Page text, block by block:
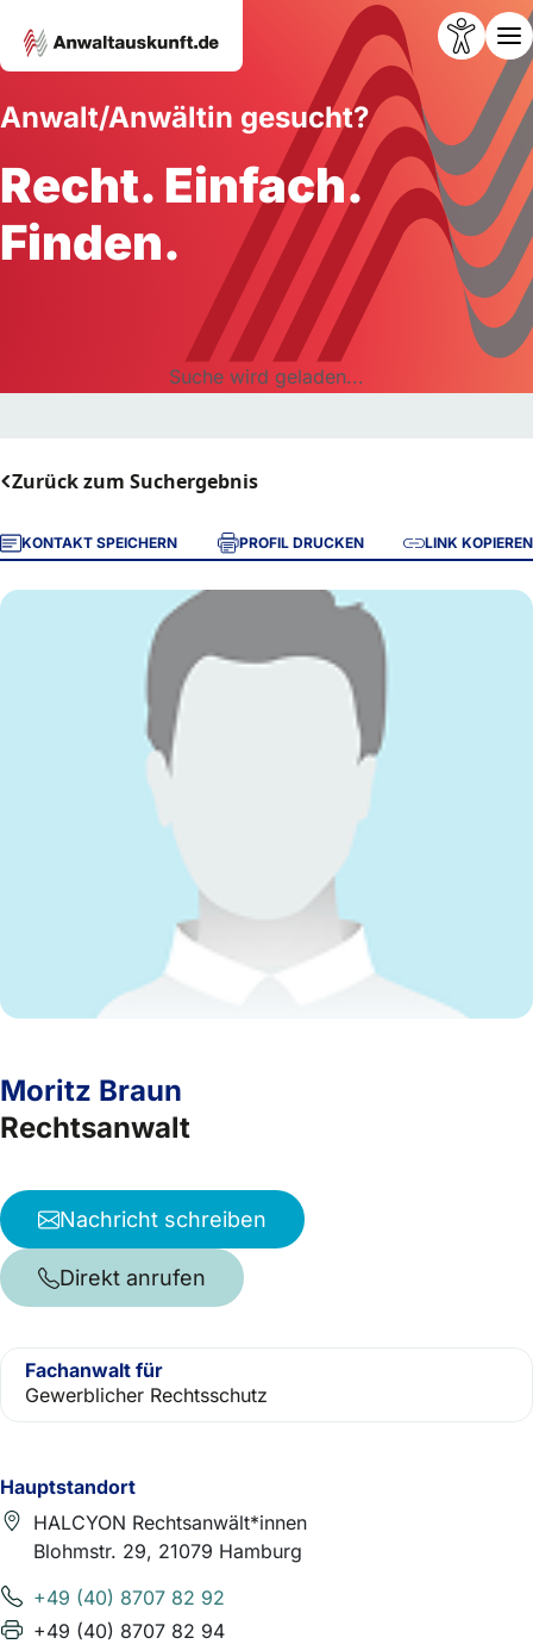
Anwalt/Anwältin gesucht?
Recht. Einfach.
Finden.
Suche wird geladen...
Zurück zum Suchergebnis
KONTAKT SPEICHERN PROFIL DRUCKEN LINK KOPIEREN
Hauptstandort
HALCYON Rechtsanwält*innen
Blohmstr. 29, 21079 Hamburg
+49 (40) 8707 82 92
+49 (40) 8707 82 94
Moritz Braun
Rechtsanwalt
Nachricht schreiben
Direkt anrufen
Fachanwalt für
Gewerblicher Rechtsschutz